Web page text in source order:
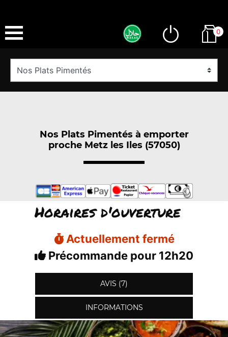
0
Nos Plats Pimentés à emporter
proche Metz les Iles (57050)
Horaires d'ouverture
Actuellement fermé
Précommande pour 12h20
AVIS (7)
INFORMATIONS